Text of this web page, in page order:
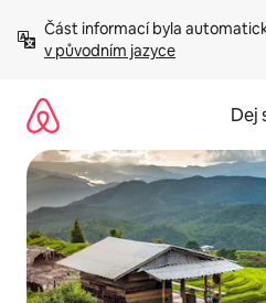
obsah
Část informací byla
v původním jazyce
Dej